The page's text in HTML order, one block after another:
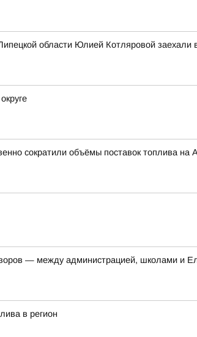
области Юлией Котляровой
сократили объёмы поставок топлива на
— между администрацией, школами и
в регион